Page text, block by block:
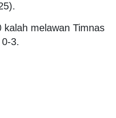
melawan Timnas
3.